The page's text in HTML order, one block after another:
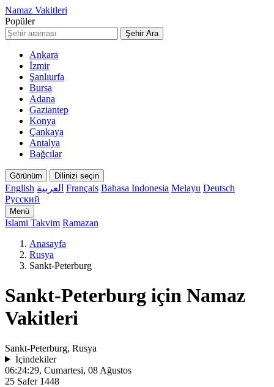
Namaz Vakitleri
Popüler
Şehir Ara
Ankara
İzmir
Şanlıurfa
Bursa
Adana
Gaziantep
Konya
Çankaya
Antalya
Bağcılar
Görünüm Dilinizi seçin
English العربية Français Bahasa Indonesia Melayu Deutsch
Русский
Menü
Islami Takvim Ramazan
Anasayfa
Rusya
Sankt-Peterburg
Sankt-Peterburg için Namaz
Vakitleri
Sankt-Peterburg, Rusya
İçindekiler
06:24:29, Cumartesi, 08 Ağustos
25 Safer 1448